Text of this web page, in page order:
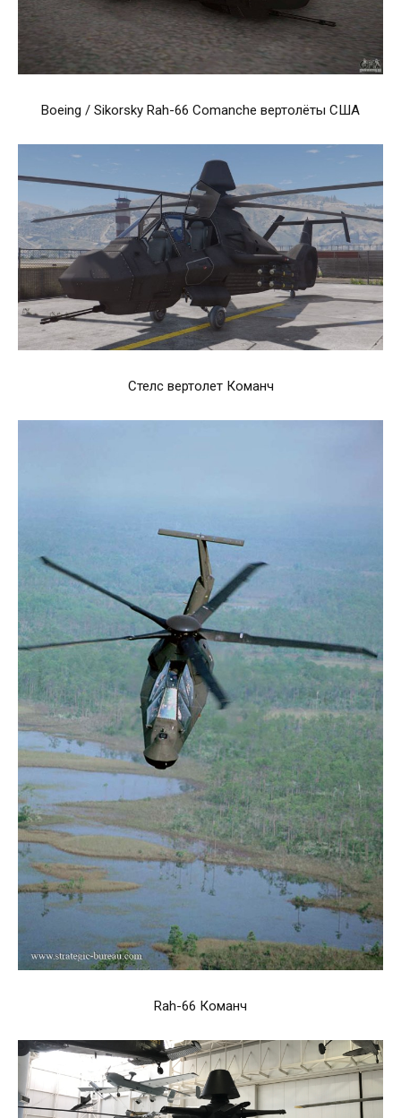
Boeing / Sikorsky Rah-66 Comanche вертолёты США
Стелс вертолет Команч
Rah-66 Команч